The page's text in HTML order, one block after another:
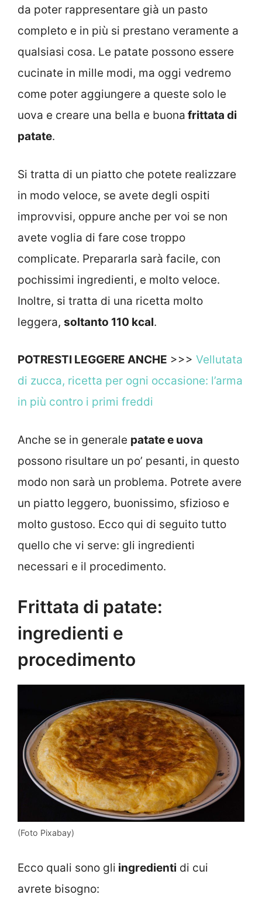
da poter rappresentare già un pasto
completo e in più si prestano veramente a
qualsiasi cosa. Le patate possono essere
cucinate in mille modi, ma oggi vedremo
come poter aggiungere a queste solo le
uova e creare una bella e buona frittata di
patate.
Si tratta di un piatto che potete realizzare
in modo veloce, se avete degli ospiti
improvvisi, oppure anche per voi se non
avete voglia di fare cose troppo
complicate. Prepararla sarà facile, con
pochissimi ingredienti, e molto veloce.
Inoltre, si tratta di una ricetta molto
leggera, soltanto 110 kcal.
POTRESTI LEGGERE ANCHE >>> Vellutata
di zucca, ricetta per ogni occasione: l’arma
in più contro i primi freddi
Anche se in generale patate e uova
possono risultare un po’ pesanti, in questo
modo non sarà un problema. Potrete avere
un piatto leggero, buonissimo, sfizioso e
molto gustoso. Ecco qui di seguito tutto
quello che vi serve: gli ingredienti
necessari e il procedimento.
Frittata di patate:
ingredienti e
procedimento
(Foto Pixabay)
Ecco quali sono gli ingredienti di cui
avrete bisogno: